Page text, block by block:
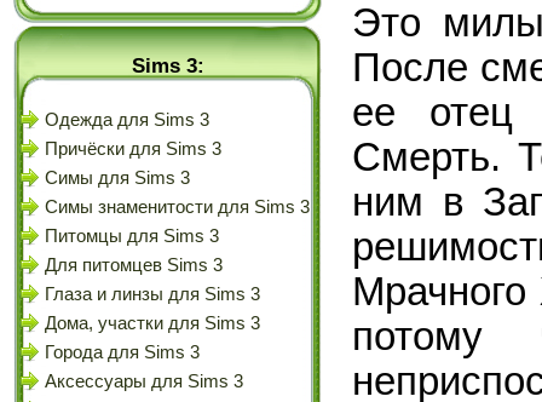
Sims 3:
Одежда для Sims 3
Причёски для Sims 3
Симы для Sims 3
Симы знаменитости для Sims 3
Питомцы для Sims 3
Для питомцев Sims 3
Глаза и линзы для Sims 3
Дома, участки для Sims 3
Города для Sims 3
Аксессуары для Sims 3
Это
После
ее
Смерть.
ним в
Мрачного
потому